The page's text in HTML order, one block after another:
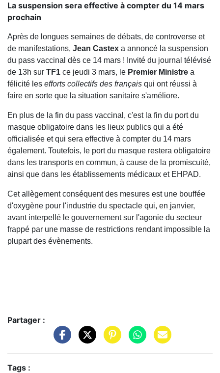
La suspension sera effective à compter du 14 mars
prochain
Après de longues semaines de débats, de controverse et
de manifestations, Jean Castex a annoncé la suspension
du pass vaccinal dès ce 14 mars ! Invité du journal télévisé
de 13h sur TF1 ce jeudi 3 mars, le Premier Ministre a
félicité les efforts collectifs des français qui ont réussi à
faire en sorte que la situation sanitaire s'améliore.
En plus de la fin du pass vaccinal, c'est la fin du port du
masque obligatoire dans les lieux publics qui a été
officialisée et qui sera effective à compter du 14 mars
également. Toutefois, le port du masque restera obligatoire
dans les transports en commun, à cause de la promiscuité,
ainsi que dans les établissements médicaux et EHPAD.
Cet allègement conséquent des mesures est une bouffée
d'oxygène pour l'industrie du spectacle qui, en janvier,
avant interpellé le gouvernement sur l'agonie du secteur
frappé par une masse de restrictions rendant impossible la
plupart des évènements.
Partager :
Tags :